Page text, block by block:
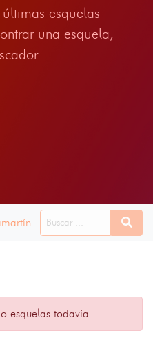
esquelas
una esquela,
12 JULIO 2024
esquelas todavía